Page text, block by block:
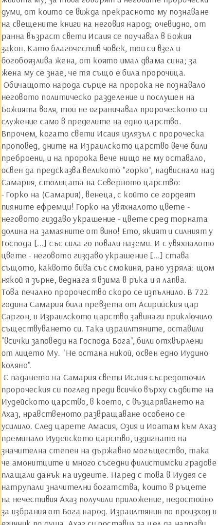
думи, от които се вижда прекрасното му познаване
на свещените книги на неговия народ; очевидно, от
ранна възраст свети Исаия се поучавал в Божия
закон. Като благочестив човек, той си взел и
богобоязлива жена, от която имал двама сина; за
жена му се знае, че тя също е била пророчица.
Обичащото народа сърце на пророка не познавало
неговото политическо разделение и послушен на
Божията воля, той не ограничавал пророческото си
служение само в пределите на едно царство.
Впрочем, когато свети Исаия излязъл с пророческа
проповед, дните на Израилското царство вече били
преброени, и на пророка вече нищо не му оставало,
освен да предсказва великото "горко", надвиснало над
Самария, столицата на Северното царство:
- Горко на (Самария), венеца, с който се гордеят
пияните ефремци! Горко на увяхналото цвете -
неговото гиздаво украшение - цвете сред торната
долина на замаяните от вино! Ето, якият и силният у
Господа [...] със сила го повали наземи. И с увяхналото
цвете - неговото гиздаво украшение [...] става
същото, каквото бива със смокиня, рано узряла: щом
някой я зърне, веднага я взима в ръка и я лапва.
Това печално пророчество скоро се изпълнило. В 722
година Самария била превзета от Асирийския цар
Саргон, и Израилското царство завинаги приключило
съществуването си. Така израилтяните, оставили
"всички заповеди на Господа Бога", били отхвърлени
от лицето Му. "Не остана никой, освен едно Иудино
коляно".
С падането на Самария свети Исаия съсредоточил
пророческия си поглед преди всичко върху съдбите на
Иудейското царство, в което, с възцаряването на
Ахаз, нравственото развращаване особено се
усилило. След царете Амасия, Озия и Иоатам към Ахаз
преминало Иудейското царство, издигнато на
значителна степен на държавно могъщество, така
че амонитците и много съседни филистимски градове
плащали данък на иудеите. Наред с това в Иудея се
натрупали значителни богатства, които в ръцете
на нечестивия Ахаз получили приложение, недостойно
за избрания от Бога народ. Израилтянин по произход и